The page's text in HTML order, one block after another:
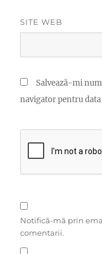
SITE WEB
Salvează-mi
navigator pentru
Notifică-mă prin
comentarii.